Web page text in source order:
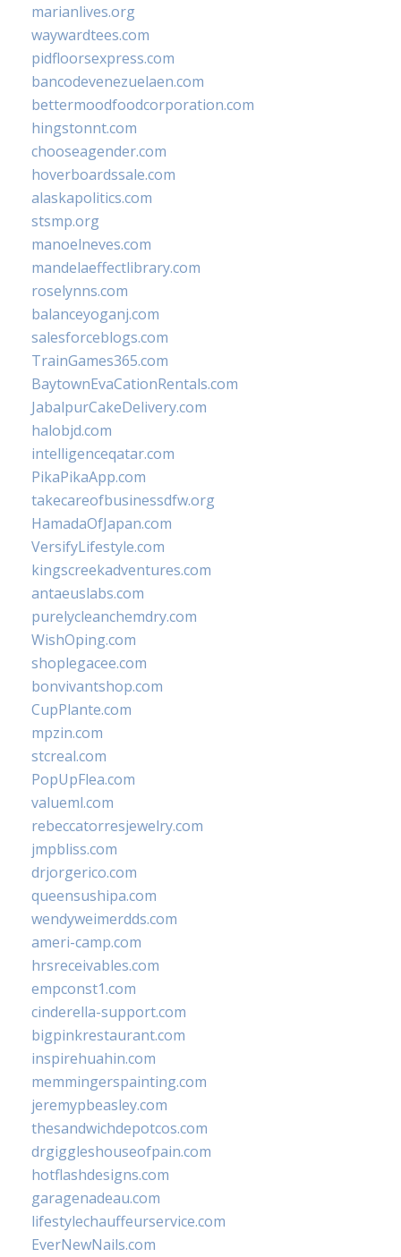
marianlives.org
waywardtees.com
pidfloorsexpress.com
bancodevenezuelaen.com
bettermoodfoodcorporation.com
hingstonnt.com
chooseagender.com
hoverboardssale.com
alaskapolitics.com
stsmp.org
manoelneves.com
mandelaeffectlibrary.com
roselynns.com
balanceyoganj.com
salesforceblogs.com
TrainGames365.com
BaytownEvaCationRentals.com
JabalpurCakeDelivery.com
halobjd.com
intelligenceqatar.com
PikaPikaApp.com
takecareofbusinessdfw.org
HamadaOfJapan.com
VersifyLifestyle.com
kingscreekadventures.com
antaeuslabs.com
purelycleanchemdry.com
WishOping.com
shoplegacee.com
bonvivantshop.com
CupPlante.com
mpzin.com
stcreal.com
PopUpFlea.com
valueml.com
rebeccatorresjewelry.com
jmpbliss.com
drjorgerico.com
queensushipa.com
wendyweimerdds.com
ameri-camp.com
hrsreceivables.com
empconst1.com
cinderella-support.com
bigpinkrestaurant.com
inspirehuahin.com
memmingerspainting.com
jeremypbeasley.com
thesandwichdepotcos.com
drgiggleshouseofpain.com
hotflashdesigns.com
garagenadeau.com
lifestylechauffeurservice.com
EverNewNails.com